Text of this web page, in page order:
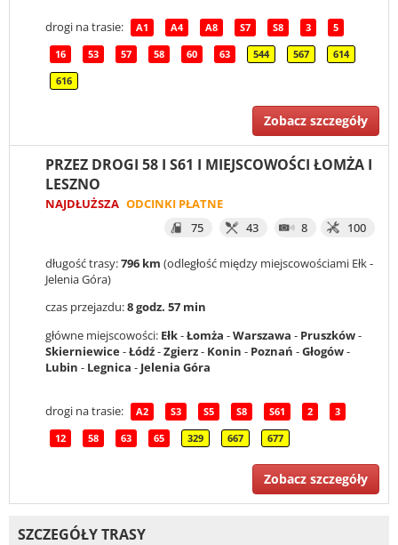
drogi na trasie: A1 A4 A8 S7 S8 3 5
16 53 57 58 60 63 544 567 614
616
Zobacz szczegóły
PRZEZ DROGI 58 I S61 I MIEJSCOWOŚCI ŁOMŻA I
LESZNO
NAJDŁUŻSZA ODCINKI PŁATNE
75
43 8 100
długość trasy:796 km (odległość między miejscowościami Ełk -
Jelenia Góra)
czas przejazdu:8 godz. 57 min
główne miejscowości: Ełk-Łomża -Warszawa - Pruszków-
Skierniewice-Łódź-Zgierz- Konin - Poznań -Głogów-
Lubin - Legnica - Jelenia Góra
drogi na trasie: A2 S3 S5 S8 S61 2 3
12 58 63 65 329 667 677
Zobacz szczegóły
SZCZEGÓŁY TRASY